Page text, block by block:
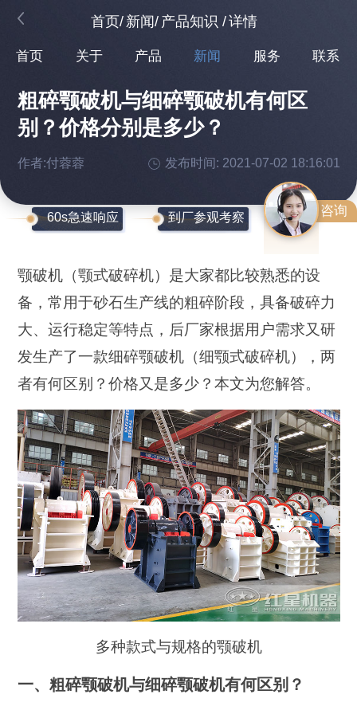
首页/ 新闻/ 产品知识 /详情
首页 关于 产品 新闻 服务 联系
粗碎颚破机与细碎颚破机有何区
别？价格分别是多少？
作者:付蓉蓉 发布时间: 2021-07-02 18:16:01
咨询
60s急速响应 到厂参观考察
颚破机（颚式破碎机）是大家都比较熟悉的设
备，常用于砂石生产线的粗碎阶段，具备破碎力
大、运行稳定等特点，后厂家根据用户需求又研
发生产了一款细碎颚破机（细颚式破碎机），两
者有何区别？价格又是多少？本文为您解答。
多种款式与规格的颚破机
一、粗碎颚破机与细碎颚破机有何区别？